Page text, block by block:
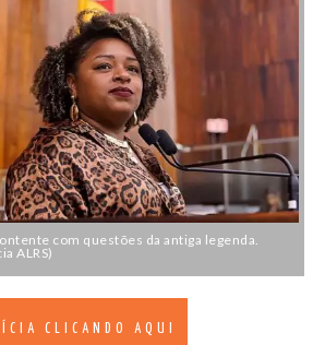
com questões da antiga legenda.
ALRS)
CLICANDO AQUI